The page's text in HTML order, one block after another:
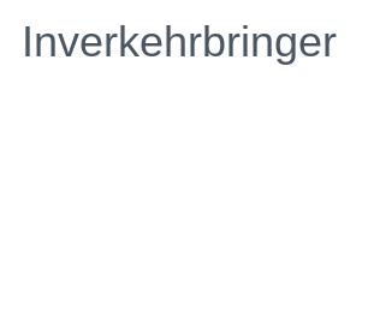
Inverkehrbringer